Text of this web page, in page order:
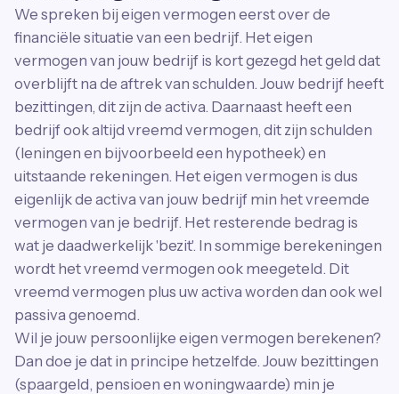
We spreken bij eigen vermogen eerst over de
financiële situatie van een bedrijf. Het eigen
vermogen van jouw bedrijf is kort gezegd het geld dat
overblijft na de aftrek van schulden. Jouw bedrijf heeft
bezittingen, dit zijn de activa. Daarnaast heeft een
bedrijf ook altijd vreemd vermogen, dit zijn schulden
(leningen en bijvoorbeeld een hypotheek) en
uitstaande rekeningen. Het eigen vermogen is dus
eigenlijk de activa van jouw bedrijf min het vreemde
vermogen van je bedrijf. Het resterende bedrag is
wat je daadwerkelijk 'bezit'. In sommige berekeningen
wordt het vreemd vermogen ook meegeteld. Dit
vreemd vermogen plus uw activa worden dan ook wel
passiva genoemd.
Wil je jouw persoonlijke eigen vermogen berekenen?
Dan doe je dat in principe hetzelfde. Jouw bezittingen
(spaargeld, pensioen en woningwaarde) min je